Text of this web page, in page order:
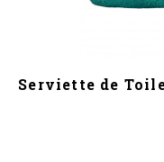
Serviette de